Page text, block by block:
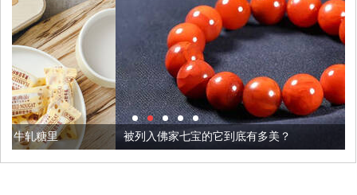
被列入佛家七宝的它到底有多美？